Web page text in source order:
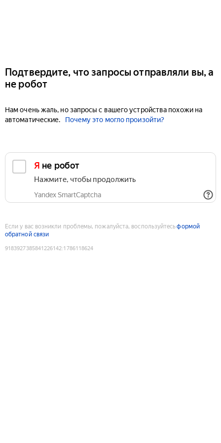
Подтвердите, что запросы отправляли вы, а
не робот
Нам очень жаль, но запросы с вашего устройства похожи на
автоматические.
Почему это могло произойти?
Я не робот
Нажмите, чтобы продолжить
Yandex SmartCaptcha
Если у вас возникли проблемы, пожалуйста, воспользуйтесьформой
обратной связи
9183927385841226142:1786118624